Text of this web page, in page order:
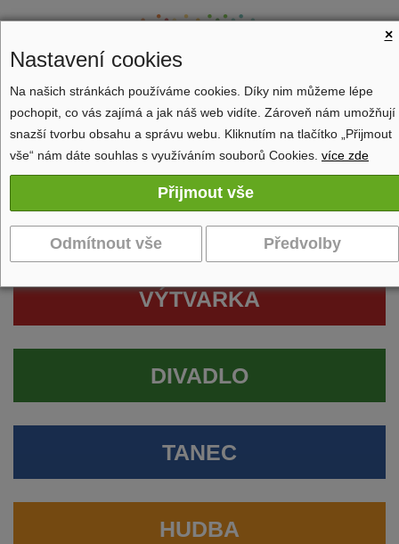
Zobrazit navigaci
VÝTVARKA
DIVADLO
TANEC
HUDBA
×
Nastavení cookies
Na našich stránkách používáme cookies. Díky nim můžeme lépe
pochopit, co vás zajímá a jak náš web vidíte. Zároveň nám umožňují
snazší tvorbu obsahu a správu webu. Kliknutím na tlačítko „Přijmout
vše“ nám dáte souhlas s využíváním souborů Cookies. více zde